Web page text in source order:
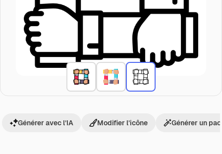
Générer avec l’IA Modifier l’icône Générer un